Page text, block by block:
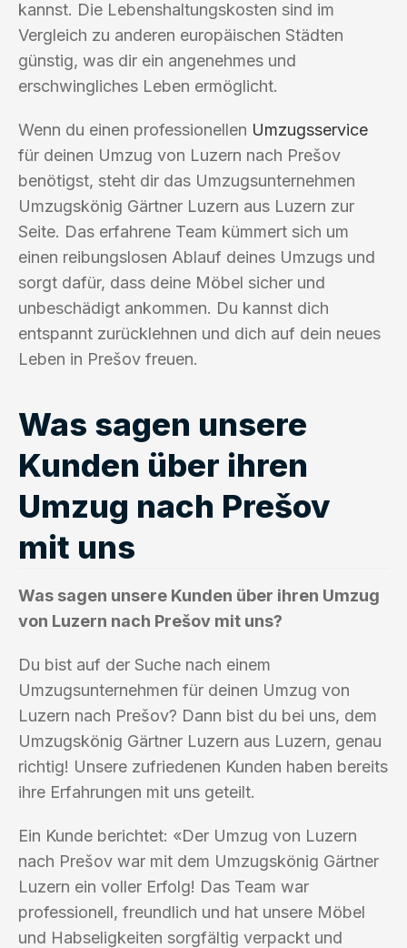
kannst. Die Lebenshaltungskosten sind im
Vergleich zu anderen europäischen Städten
günstig, was dir ein angenehmes und
erschwingliches Leben ermöglicht.
Wenn du einen professionellen Umzugsservice
für deinen Umzug von Luzern nach Prešov
benötigst, steht dir das Umzugsunternehmen
Umzugskönig Gärtner Luzern aus Luzern zur
Seite. Das erfahrene Team kümmert sich um
einen reibungslosen Ablauf deines Umzugs und
sorgt dafür, dass deine Möbel sicher und
unbeschädigt ankommen. Du kannst dich
entspannt zurücklehnen und dich auf dein neues
Leben in Prešov freuen.
Was sagen unsere
Kunden über ihren
Umzug nach Prešov
mit uns
Was sagen unsere Kunden über ihren Umzug
von Luzern nach Prešov mit uns?
Du bist auf der Suche nach einem
Umzugsunternehmen für deinen Umzug von
Luzern nach Prešov? Dann bist du bei uns, dem
Umzugskönig Gärtner Luzern aus Luzern, genau
richtig! Unsere zufriedenen Kunden haben bereits
ihre Erfahrungen mit uns geteilt.
Ein Kunde berichtet: «Der Umzug von Luzern
nach Prešov war mit dem Umzugskönig Gärtner
Luzern ein voller Erfolg! Das Team war
professionell, freundlich und hat unsere Möbel
und Habseligkeiten sorgfältig verpackt und